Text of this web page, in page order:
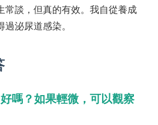
常談，但真的有效。我自從養成
泌尿道感染。
嗎？如果輕微，可以觀察